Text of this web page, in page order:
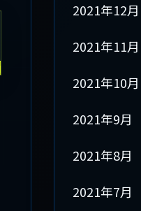
2021年12月
2021年11月
2021年10月
2021年9月
2021年8月
2021年7月